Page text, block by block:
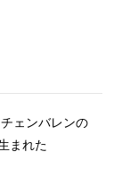
ェンバレンの
まれた